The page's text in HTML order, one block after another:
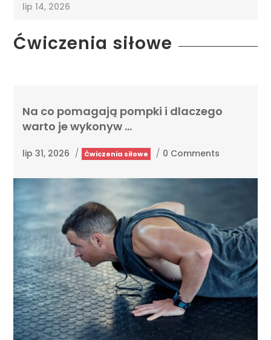
lip 14, 2026
Ćwiczenia siłowe
Na co pomagają pompki i dlaczego
warto je wykonyw …
lip 31, 2026 / Ćwiczenia siłowe / 0 Comments